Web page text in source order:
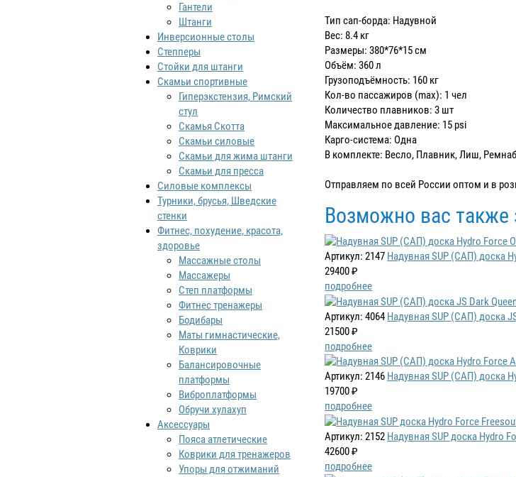
Тип сап-борда: Надувной
Вес: 8.4 кг
Размеры: 380*76*15 см
Объём: 360 л
Грузоподъёмность: 160 кг
Кол-во пассажиров (max): 1 чел
Количество плавников: 3 шт
Максимальное давление: 15 psi
Карго-система: Одна
В комплекте: Весло, Плавник, Лиш,
Отправляем по всей России оптом и в
Возможно вас также
Артикул: 2147 Надувная SUP (САП) доска
29400 ₽
подробнее
Артикул: 4064 Надувная SUP (САП) доска
21500 ₽
подробнее
Артикул: 2146 Надувная SUP (САП) доска
19700 ₽
подробнее
Артикул: 2152 Надувная SUP доска Hydro
42600 ₽
подробнее
Гантели
Штанги
Инверсионные столы
Степперы
Стойки для штанги
Скамьи спортивные
Гиперэкстензия, Римский
стул
Скамья Скотта
Скамьи силовые
Скамьи для жима штанги
Скамьи для пресса
Силовые комплексы
Турники, брусья, Шведские
стенки
Фитнес, похудение, красота,
здоровье
Массажные столы
Массажеры
Степ платформы
Фитнес тренажеры
Бодибары
Маты гимнастические,
Коврики
Балансировочные
платформы
Виброплатформы
Обручи хулахуп
Аксессуары
Пояса атлетические
Коврики для тренажеров
Упоры для отжиманий